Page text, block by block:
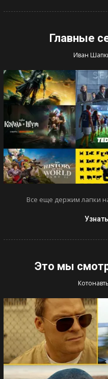
Главные
Иван
Все еще держим лапки
Это мы